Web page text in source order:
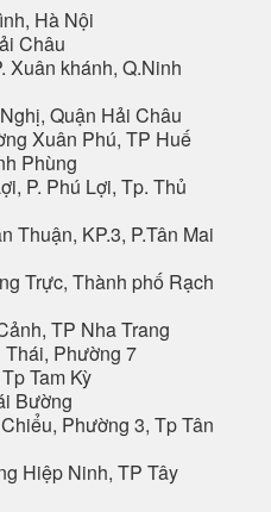
Hà Nội
Châu
Xuân khánh, Q.Ninh
Quận Hải Châu
Xuân Phú, TP Huế
Phùng
P. Phú Lợi, Tp. Thủ
Thuận, KP.3, P.Tân Mai
Trực, Thành phố Rạch
TP Nha Trang
Phường 7
Tam Kỳ
Bường
Phường 3, Tp Tân
Hiệp Ninh, TP Tây